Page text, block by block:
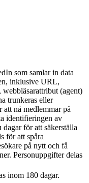
som samlar in data
inklusive URL,
webbläsarattribut (agent)
trunkeras eller
att nå medlemmar på
identifieringen av
för att säkerställa
för att spåra
på nytt och få
Personuppgifter delas
inom 180 dagar.